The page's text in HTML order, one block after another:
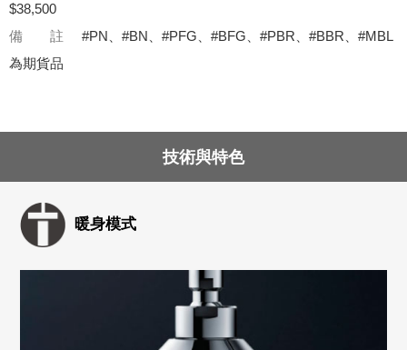
$38,500
備 註
#PN、#BN、#PFG、#BFG、#PBR、#BBR、#MBL
為期貨品
技術與特色
暖身模式